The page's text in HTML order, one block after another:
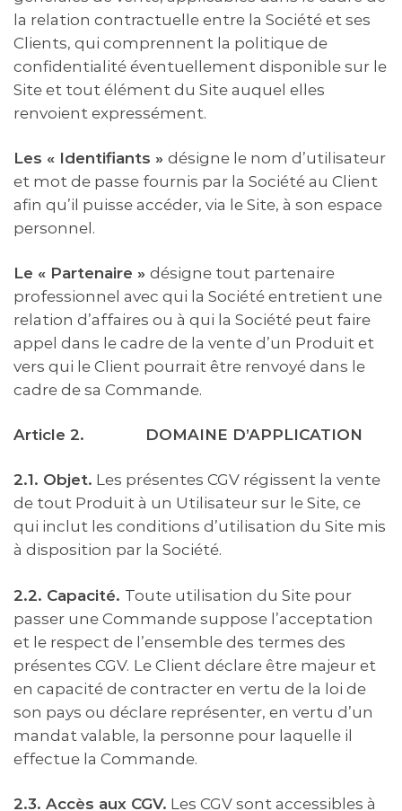
la relation contractuelle entre la Société et ses
Clients, qui comprennent la politique de
confidentialité éventuellement disponible sur le
Site et tout élément du Site auquel elles
renvoient expressément.
Les « Identifiants » désigne le nom d’utilisateur
et mot de passe fournis par la Société au Client
afin qu’il puisse accéder, via le Site, à son espace
personnel.
Le « Partenaire » désigne tout partenaire
professionnel avec qui la Société entretient une
relation d’affaires ou à qui la Société peut faire
appel dans le cadre de la vente d’un Produit et
vers qui le Client pourrait être renvoyé dans le
cadre de sa Commande.
Article 2. DOMAINE D’APPLICATION
2.1. Objet. Les présentes CGV régissent la vente
de tout Produit à un Utilisateur sur le Site, ce
qui inclut les conditions d’utilisation du Site mis
à disposition par la Société.
2.2. Capacité. Toute utilisation du Site pour
passer une Commande suppose l’acceptation
et le respect de l’ensemble des termes des
présentes CGV. Le Client déclare être majeur et
en capacité de contracter en vertu de la loi de
son pays ou déclare représenter, en vertu d’un
mandat valable, la personne pour laquelle il
effectue la Commande.
2.3. Accès aux CGV. Les CGV sont accessibles à